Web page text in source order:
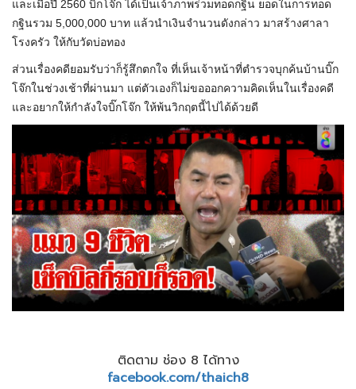
และเมื่อปี 2560 บิ๊กโจ๊ก ได้เป็นเจ้าภาพร่วมทอดกฐิน ยอดในการทอด
กฐินรวม 5,000,000 บาท แล้วนำเงินจำนวนดังกล่าว มาสร้างศาลา
โรงครัว ให้กับวัดบ่อทอง
ส่วนเรื่องคดียอมรับว่าก็รู้สึกตกใจ ที่เห็นเจ้าหน้าที่ตำรวจบุกค้นบ้านบิ๊ก
โจ๊กในช่วงเช้าที่ผ่านมา แต่ตัวเองก็ไม่ขอออกความคิดเห็นในเรื่องคดี
และอยากให้กำลังใจบิ๊กโจ๊ก ให้พ้นวิกฤตนี้ไปได้ด้วยดี
ติดตาม ช่อง 8 ได้ทาง
facebook.com/thaich8